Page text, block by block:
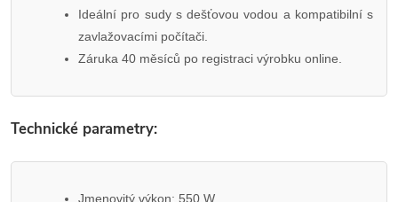
Ideální pro sudy s dešťovou vodou a kompatibilní s
zavlažovacími počítači.
Záruka 40 měsíců po registraci výrobku online.
Technické parametry:
Jmenovitý výkon: 550 W